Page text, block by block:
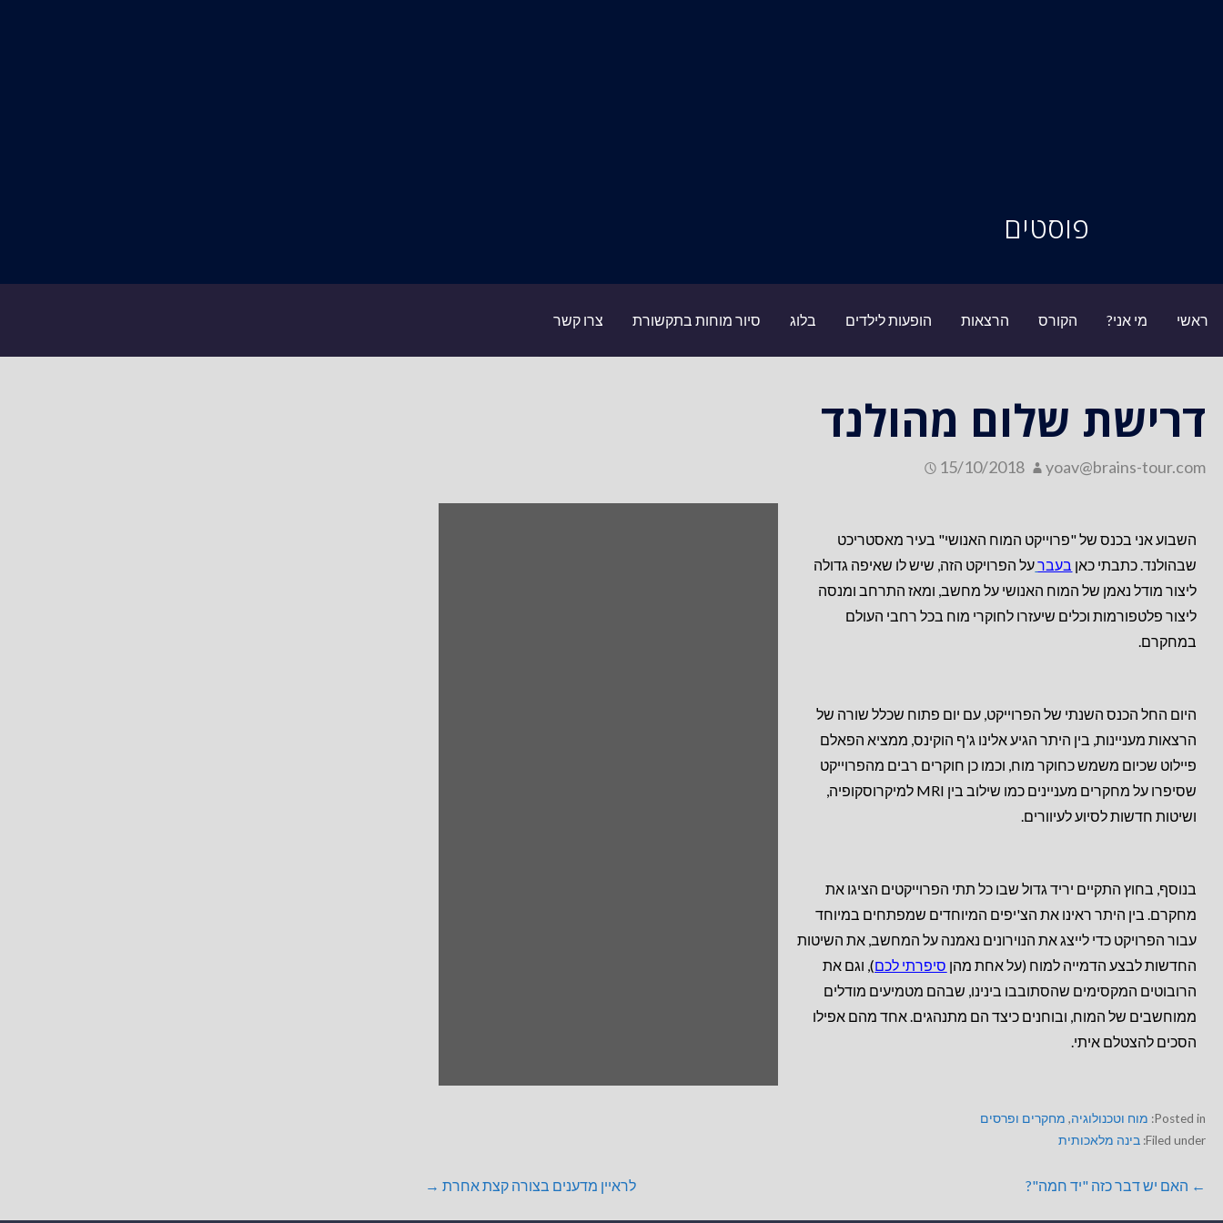
פוסטים
ראשי מי אני? הקורס הרצאות הופעות לילדים בלוג סיור מוחות בתקשורת צרו קשר
דרישת שלום מהולנד
15/10/2018 yoav@brains-tour.com
השבוע אני בכנס של "פרוייקט המוח האנושי" בעיר מאסטריכט
שבהולנד. כתבתי כאן בעברעל הפרויקט הזה, שיש לו שאיפה גדולה
ליצור מודל נאמן של המוח האנושי על מחשב, ומאז התרחב ומנסה
ליצור פלטפורמות וכלים שיעזרו לחוקרי מוח בכל רחבי העולם
במחקרם.
היום החל הכנס השנתי של הפרוייקט, עם יום פתוח שכלל שורה של
הרצאות מעניינות, בין היתר הגיע אלינו ג'ף הוקינס, ממציא הפאלם
פיילוט שכיום משמש כחוקר מוח, וכמו כן חוקרים רבים מהפרוייקט
שסיפרו על מחקרים מעניינים כמו שילוב בין MRI למיקרוסקופיה,
ושיטות חדשות לסיוע לעיוורים.
בנוסף, בחוץ התקיים יריד גדול שבו כל תתי הפרוייקטים הציגו את
מחקרם. בין היתר ראינו את הצ'יפים המיוחדים שמפתחים במיוחד
עבור הפרויקט כדי לייצג את הנוירונים נאמנה על המחשב, את השיטות
החדשות לבצע הדמייה למוח (על אחת מהן סיפרתי לכם), וגם את
הרובוטים המקסימים שהסתובבו בינינו, שבהם מטמיעים מודלים
ממוחשבים של המוח, ובוחנים כיצד הם מתנהגים. אחד מהם אפילו
הסכים להצטלם איתי.
Posted in: מוח וטכנולוגיה, מחקרים ופרסים
Filed under: בינה מלאכותית
← האם יש דבר כזה "יד חמה"? לראיין מדענים בצורה קצת אחרת →